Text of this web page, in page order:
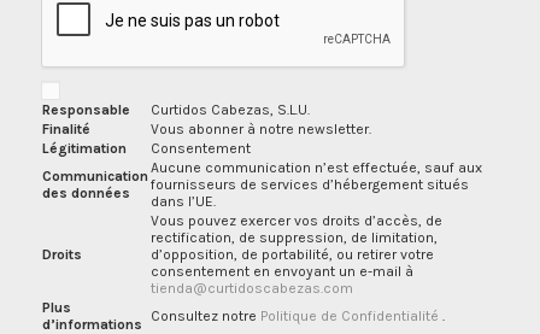
Responsable
Curtidos Cabezas, S.L.U.
Finalité
Vous abonner à notre newsletter.
Légitimation
Consentement
Communication
des données
Aucune communication n’est effectuée, sauf aux
fournisseurs de services d’hébergement situés
dans l’UE.
Droits
Vous pouvez exercer vos droits d’accès, de
rectification, de suppression, de limitation,
d’opposition, de portabilité, ou retirer votre
consentement en envoyant un e-mail à
tienda@curtidoscabezas.com
Plus
d’informations
Consultez notre Politique de Confidentialité